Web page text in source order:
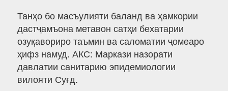
Танҳо бо масъулияти баланд ва ҳамкории
дастҷамъона метавон сатҳи бехатарии
озуқавориро таъмин ва саломатии ҷомеаро
ҳифз намуд. АКС: Маркази назорати
давлатии санитарию эпидемиологии
вилояти Суғд.